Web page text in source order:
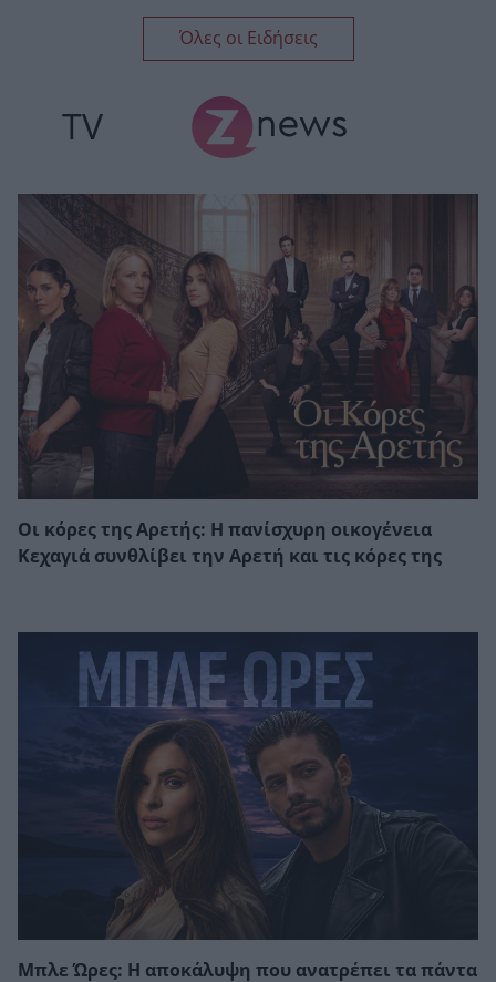
Όλες οι Ειδήσεις
TV
Οι κόρες της Αρετής: Η πανίσχυρη οικογένεια
Κεχαγιά συνθλίβει την Αρετή και τις κόρες της
Μπλε Ώρες: Η αποκάλυψη που ανατρέπει τα πάντα